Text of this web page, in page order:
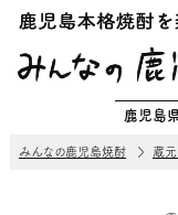
鹿児島
みんなの鹿児島焼酎 蔵